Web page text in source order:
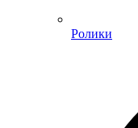
Ролики